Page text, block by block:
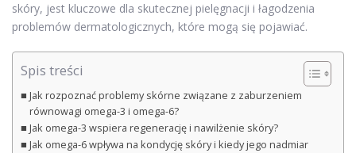
skóry, jest kluczowe dla skutecznej pielęgnacji i łagodzenia
problemów dermatologicznych, które mogą się pojawiać.
Spis treści
Jak rozpoznać problemy skórne związane z zaburzeniem
równowagi omega-3 i omega-6?
Jak omega-3 wspiera regenerację i nawilżenie skóry?
Jak omega-6 wpływa na kondycję skóry i kiedy jego nadmiar